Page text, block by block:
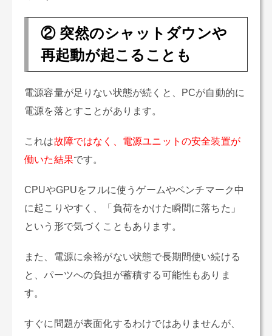
② 突然のシャットダウンや
再起動が起こることも
電源容量が足りない状態が続くと、PCが自動的に
電源を落とすことがあります。
これは故障ではなく、電源ユニットの安全装置が
働いた結果です。
CPUやGPUをフルに使うゲームやベンチマーク中
に起こりやすく、「負荷をかけた瞬間に落ちた」
という形で気づくこともあります。
また、電源に余裕がない状態で長期間使い続ける
と、パーツへの負担が蓄積する可能性もありま
す。
すぐに問題が表面化するわけではありませんが、